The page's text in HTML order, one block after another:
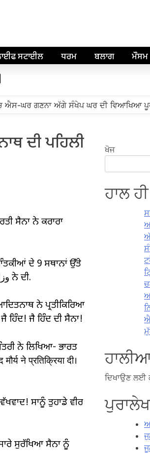
ਸਟਾਈਲ ਧਰਮ ਬਲਾਗ ਮੌਸਮ
ਘਰ ਗਣਨਾ ਅੱਗੇ ਸੰਖੇਪ ਘਰ ਦੀ ਵਿਆਖਿਆ ਪੂਰੀ
ਦੀ ਪਹਿਲੀ
ਸੈਨਾ ਨੇ ਕਰਾਰਾ
ਦੇ 9 ਸਥਾਨਾਂ ਉੱਤੇ
ਸਟ੍ਰਾਈਕ ਕੀਤਾ ਗਿਆ ਹੈ। ਬਲੋਂ ਨੇ ਇਹ ਸ਼ਕਤੀ ਬੁਧਵਾਰ ਰਾਤ ਦੀ। ਉਸਦੀ ਜਾਣਕਾਰੀ ਰੱਖਿਆ وزارت ਨੇ ਦੀ.
ਨੇ ਪ੍ਰਤੀਕਿਰਿਆ
ਹਿੰਦ! ਜੈ ਹਿੰਦ ਦੀ ਸੈਨਾ!
ਮੰਤਰੀ ਨੇ ਲਿਖਿਆ- ਭਾਰਤ
ने प्रतिक्रिया दी।
ਸਾਨੂੰ ਤੁਹਾਡੇ ਵੀਰ
ਸੁਰੱਖਿਆ ਸੈਨਾ ਨੂੰ
ਖੋਜ
ਹਾਲ
ਦਿਖਾਉਣ ਲਈ
ਪੁਰਾਲੇਖ